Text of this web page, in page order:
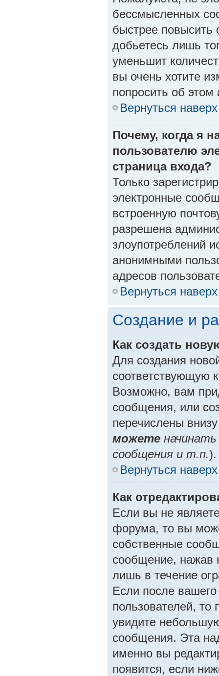
бессмысленных
быстрее
добьетесь лишь
уменьшит
вы очень хотите
попросить об
Вернуться наверх
Почему, когда я
пользователю
страница входа?
Только
электронные
встроенную
разрешена
злоупотреблений
анонимными
адресов
Вернуться наверх
Создание и
Как создать
Для создания
соответствующую
Возможно, вам
сообщения, или
перечислены
можете
сообщения и т.п.).
Вернуться наверх
Как
Если вы не
форума, то вы
собственные
сообщение, нажав
лишь в течение
Если после
пользователей,
увидите
сообщения. Эта
именно вы
появится, если